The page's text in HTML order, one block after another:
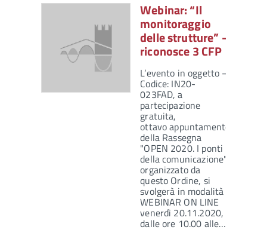
Webinar: “Il
monitoraggio
delle strutture” –
riconosce 3 CFP
L’evento in oggetto –
Codice: IN20-
023FAD, a
partecipazione
gratuita,
ottavo appuntamento
della Rassegna
"OPEN 2020. I ponti
della comunicazione",
organizzato da
questo Ordine, si
svolgerà in modalità
WEBINAR ON LINE
venerdì 20.11.2020,
dalle ore 10.00 alle…